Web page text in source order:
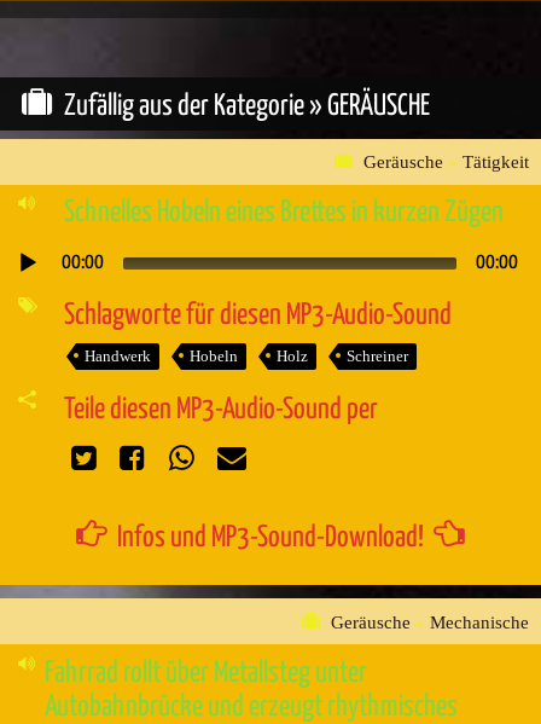
Zufällig aus der Kategorie » GERÄUSCHE
Geräusche » Tätigkeit
Schnelles Hobeln eines Brettes in kurzen Zügen
Audio-
00:00 00:00
Schlagworte für diesen MP3-Audio-Sound
Handwerk Hobeln Holz Schreiner
Teile diesen MP3-Audio-Sound per
Infos und MP3-Sound-Download!
Geräusche » Mechanische
Fahrrad rollt über Metallsteg unter
Autobahnbrücke und erzeugt rhythmisches